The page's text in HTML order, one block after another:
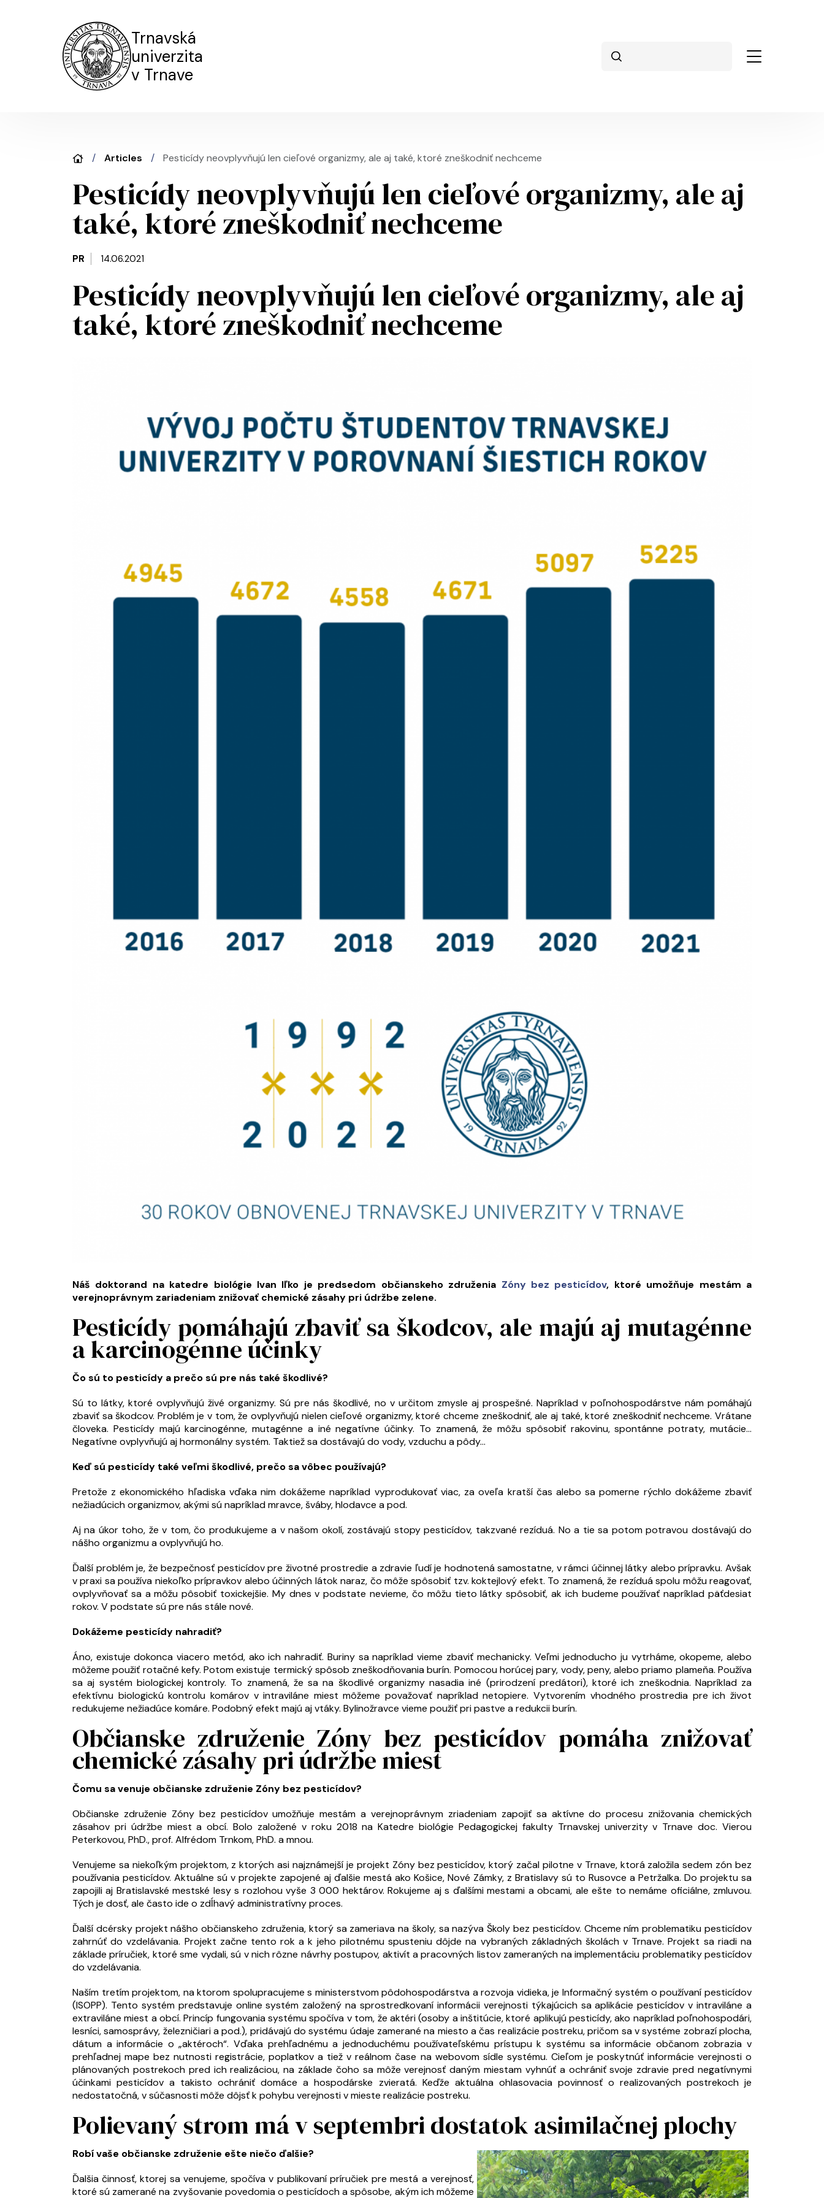
Trnavská
univerzita
v Trnave
Articles Pesticídy neovplyvňujú len cieľové organizmy, ale aj také, ktoré zneškodniť nechceme
Pesticídy neovplyvňujú len cieľové organizmy, ale aj
také, ktoré zneškodniť nechceme
PR 14.06.2021
Pesticídy neovplyvňujú len cieľové organizmy, ale aj
také, ktoré zneškodniť nechceme
Náš doktorand na katedre biológie Ivan Iľko je predsedom občianskeho združenia Zóny bez pesticídov, ktoré umožňuje mestám a
verejnoprávnym zariadeniam znižovať chemické zásahy pri údržbe zelene.
Pesticídy pomáhajú zbaviť sa škodcov, ale majú aj mutagénne
a karcinogénne účinky
Čo sú to pesticídy a prečo sú pre nás také škodlivé?
Sú to látky, ktoré ovplyvňujú živé organizmy. Sú pre nás škodlivé, no v určitom zmysle aj prospešné. Napríklad v poľnohospodárstve nám pomáhajú
zbaviť sa škodcov. Problém je v tom, že ovplyvňujú nielen cieľové organizmy, ktoré chceme zneškodniť, ale aj také, ktoré zneškodniť nechceme. Vrátane
človeka. Pesticídy majú karcinogénne, mutagénne a iné negatívne účinky. To znamená, že môžu spôsobiť rakovinu, spontánne potraty, mutácie...
Negatívne ovplyvňujú aj hormonálny systém. Taktiež sa dostávajú do vody, vzduchu a pôdy...
Keď sú pesticídy také veľmi škodlivé, prečo sa vôbec používajú?
Pretože z ekonomického hľadiska vďaka nim dokážeme napríklad vyprodukovať viac, za oveľa kratší čas alebo sa pomerne rýchlo dokážeme zbaviť
nežiadúcich organizmov, akými sú napríklad mravce, šváby, hlodavce a pod.
Aj na úkor toho, že v tom, čo produkujeme a v našom okolí, zostávajú stopy pesticídov, takzvané rezíduá. No a tie sa potom potravou dostávajú do
nášho organizmu a ovplyvňujú ho.
Ďalší problém je, že bezpečnosť pesticídov pre životné prostredie a zdravie ľudí je hodnotená samostatne, v rámci účinnej látky alebo prípravku. Avšak
v praxi sa používa niekoľko prípravkov alebo účinných látok naraz, čo môže spôsobiť tzv. koktejlový efekt. To znamená, že rezíduá spolu môžu reagovať,
ovplyvňovať sa a môžu pôsobiť toxickejšie. My dnes v podstate nevieme, čo môžu tieto látky spôsobiť, ak ich budeme používať napríklad päťdesiat
rokov. V podstate sú pre nás stále nové.
Dokážeme pesticídy nahradiť?
Áno, existuje dokonca viacero metód, ako ich nahradiť. Buriny sa napríklad vieme zbaviť mechanicky. Veľmi jednoducho ju vytrháme, okopeme, alebo
môžeme použiť rotačné kefy. Potom existuje termický spôsob zneškodňovania burín. Pomocou horúcej pary, vody, peny, alebo priamo plameňa. Používa
sa aj systém biologickej kontroly. To znamená, že sa na škodlivé organizmy nasadia iné (prirodzení predátori), ktoré ich zneškodnia. Napríklad za
efektívnu biologickú kontrolu komárov v intraviláne miest môžeme považovať napríklad netopiere. Vytvorením vhodného prostredia pre ich život
redukujeme nežiadúce komáre. Podobný efekt majú aj vtáky. Bylinožravce vieme použiť pri pastve a redukcii burín.
Občianske združenie Zóny bez pesticídov pomáha znižovať
chemické zásahy pri údržbe miest
Čomu sa venuje občianske združenie Zóny bez pesticídov?
Občianske združenie Zóny bez pesticídov umožňuje mestám a verejnoprávnym zriadeniam zapojiť sa aktívne do procesu znižovania chemických
zásahov pri údržbe miest a obcí. Bolo založené v roku 2018 na Katedre biológie Pedagogickej fakulty Trnavskej univerzity v Trnave doc. Vierou
Peterkovou, PhD., prof. Alfrédom Trnkom, PhD. a mnou.
Venujeme sa niekoľkým projektom, z ktorých asi najznámejší je projekt Zóny bez pesticídov, ktorý začal pilotne v Trnave, ktorá založila sedem zón bez
používania pesticídov. Aktuálne sú v projekte zapojené aj ďalšie mestá ako Košice, Nové Zámky, z Bratislavy sú to Rusovce a Petržalka. Do projektu sa
zapojili aj Bratislavské mestské lesy s rozlohou vyše 3 000 hektárov. Rokujeme aj s ďalšími mestami a obcami, ale ešte to nemáme oficiálne, zmluvou.
Tých je dosť, ale často ide o zdĺhavý administratívny proces.
Ďalší dcérsky projekt nášho občianskeho združenia, ktorý sa zameriava na školy, sa nazýva Školy bez pesticídov. Chceme ním problematiku pesticídov
zahrnúť do vzdelávania. Projekt začne tento rok a k jeho pilotnému spusteniu dôjde na vybraných základných školách v Trnave. Projekt sa riadi na
základe príručiek, ktoré sme vydali, sú v nich rôzne návrhy postupov, aktivít a pracovných listov zameraných na implementáciu problematiky pesticídov
do vzdelávania.
Naším tretím projektom, na ktorom spolupracujeme s ministerstvom pôdohospodárstva a rozvoja vidieka, je Informačný systém o používaní pesticídov
(ISOPP). Tento systém predstavuje online systém založený na sprostredkovaní informácii verejnosti týkajúcich sa aplikácie pesticídov v intraviláne a
extraviláne miest a obcí. Princíp fungovania systému spočíva v tom, že aktéri (osoby a inštitúcie, ktoré aplikujú pesticídy, ako napríklad poľnohospodári,
lesníci, samosprávy, železničiari a pod.), pridávajú do systému údaje zamerané na miesto a čas realizácie postreku, pričom sa v systéme zobrazí plocha,
dátum a informácie o „aktéroch“. Vďaka prehľadnému a jednoduchému používateľskému prístupu k systému sa informácie občanom zobrazia v
prehľadnej mape bez nutnosti registrácie, poplatkov a tiež v reálnom čase na webovom sídle systému. Cieľom je poskytnúť informácie verejnosti o
plánovaných postrekoch pred ich realizáciou, na základe čoho sa môže verejnosť daným miestam vyhnúť a ochrániť svoje zdravie pred negatívnymi
účinkami pesticídov a takisto ochrániť domáce a hospodárske zvieratá. Keďže aktuálna ohlasovacia povinnosť o realizovaných postrekoch je
nedostatočná, v súčasnosti môže dôjsť k pohybu verejnosti v mieste realizácie postreku.
Polievaný strom má v septembri dostatok asimilačnej plochy
Robí vaše občianske združenie ešte niečo ďalšie?
Ďalšia činnosť, ktorej sa venujeme, spočíva v publikovaní príručiek pre mestá a verejnosť,
ktoré sú zamerané na zvyšovanie povedomia o pesticídoch a spôsobe, akým ich môžeme